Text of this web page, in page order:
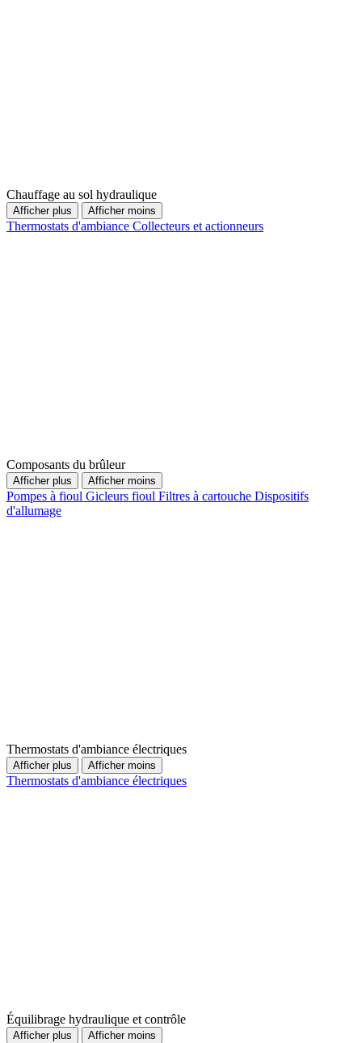
Chauffage au sol hydraulique
Afficher plus Afficher moins
Thermostats d'ambiance Collecteurs et actionneurs
Composants du brûleur
Afficher plus Afficher moins
Pompes à fioul Gicleurs fioul Filtres à cartouche Dispositifs
d'allumage
Thermostats d'ambiance électriques
Afficher plus Afficher moins
Thermostats d'ambiance électriques
Équilibrage hydraulique et contrôle
Afficher plus Afficher moins